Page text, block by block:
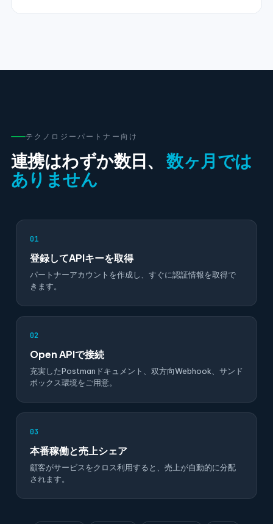
テクノロジーパートナー向け
連携はわずか数日、数ヶ月では
ありません
01
登録してAPIキーを取得
パートナーアカウントを作成し、すぐに認証情報を取得で
きます。
02
Open APIで接続
充実したPostmanドキュメント、双方向Webhook、サンド
ボックス環境をご用意。
03
本番稼働と売上シェア
顧客がサービスをクロス利用すると、売上が自動的に分配
されます。